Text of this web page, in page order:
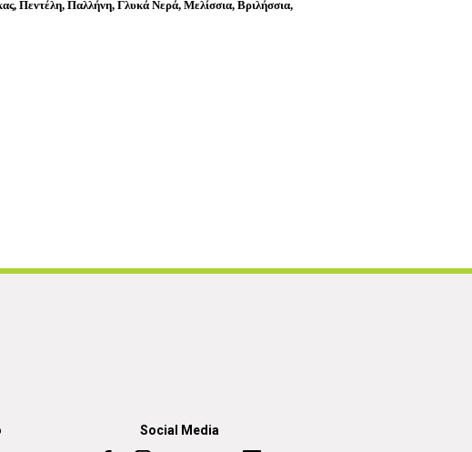
Πεντέλη, Παλλήνη, Γλυκά Νερά, Μελίσσια, Βριλήσσια,
Social Media